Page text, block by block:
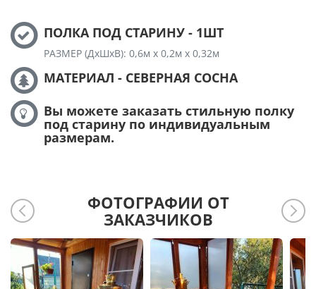
ПОЛКА ПОД СТАРИНУ - 1ШТ
РАЗМЕР (ДхШхВ): 0,6м х 0,2м х 0,32м
МАТЕРИАЛ - СЕВЕРНАЯ СОСНА
Вы можете заказать стильную полку
под старину по индивидуальным
размерам.
ФОТОГРАФИИ ОТ
ЗАКАЗЧИКОВ